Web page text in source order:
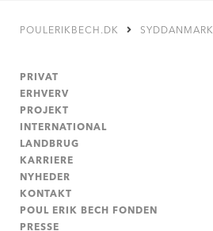
POULERIKBECH.DK SYDDANMARK
PRIVAT
ERHVERV
PROJEKT
INTERNATIONAL
LANDBRUG
KARRIERE
NYHEDER
KONTAKT
POUL ERIK BECH FONDEN
PRESSE